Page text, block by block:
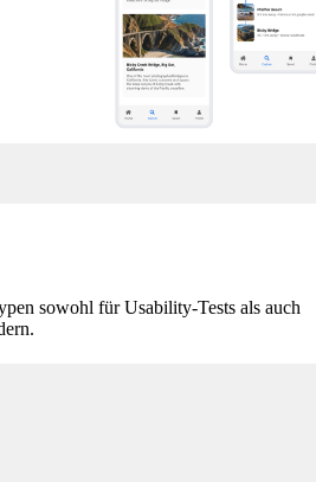
sowohl für Usability-Tests als auch